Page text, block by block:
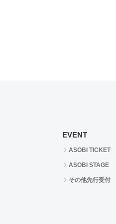
EVENT
ASOBI TICKET
ASOBI STAGE
その他先行受付